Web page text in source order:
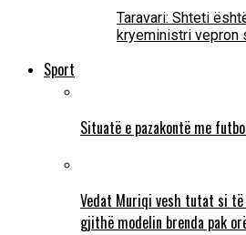
Taravari: Shteti
kryeministri vepron
Sport
Situatë e pazakontë me
Vedat Muriqi vesh tutat si të
gjithë modelin brenda pak